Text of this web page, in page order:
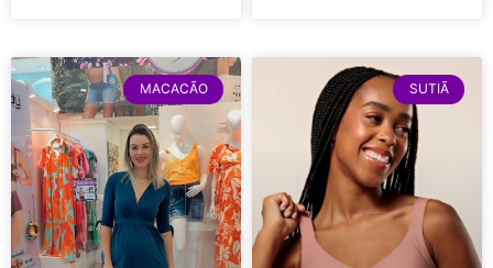
MACACÃO SUTIÃ